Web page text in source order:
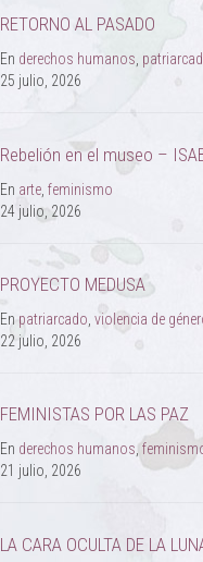
RETORNO AL PASADO
En derechos humanos,
25 julio, 2026
Rebelión en el museo –
En arte, feminismo
24 julio, 2026
PROYECTO MEDUSA
En patriarcado violencia de
22 julio, 2026
FEMINISTAS POR LAS PAZ
En derechos humanos,
21 julio, 2026
LA CARA OCULTA DE LA